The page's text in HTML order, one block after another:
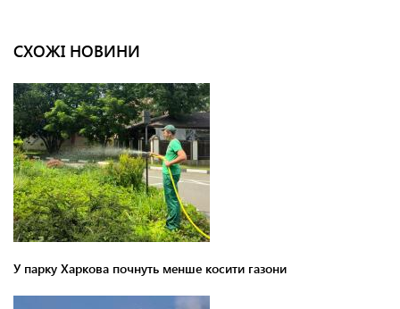
СХОЖІ НОВИНИ
У парку Харкова почнуть менше косити газони